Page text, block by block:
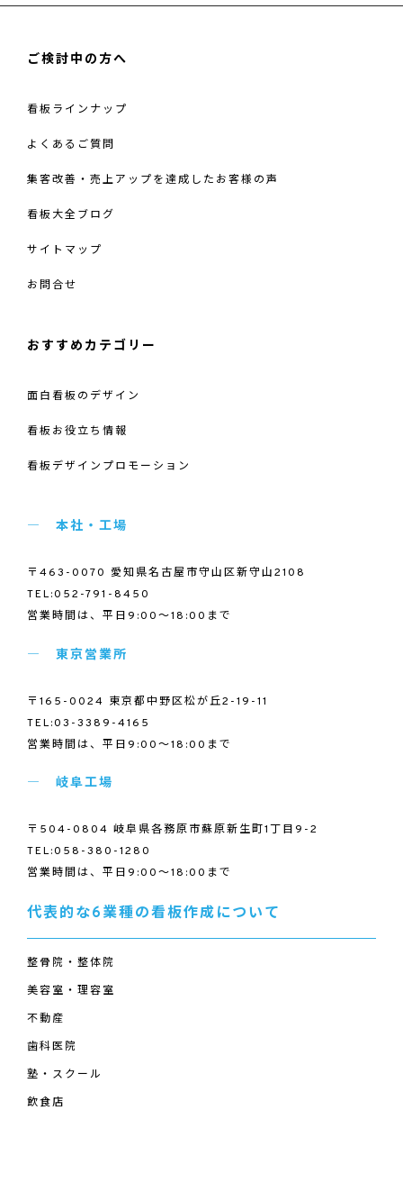
ご検討中の方へ
看板ラインナップ
よくあるご質問
集客改善・売上アップを達成したお客様の声
看板大全ブログ
サイトマップ
お問合せ
おすすめカテゴリー
面白看板のデザイン
看板お役立ち情報
看板デザインプロモーション
本社・工場
〒463-0070 愛知県名古屋市守山区新守山2108
TEL:052-791-8450
営業時間は、平日9:00～18:00まで
東京営業所
〒165-0024 東京都中野区松が丘2-19-11
TEL:03-3389-4165
営業時間は、平日9:00～18:00まで
岐阜工場
〒504-0804 岐阜県各務原市蘇原新生町1丁目9-2
TEL:058-380-1280
営業時間は、平日9:00～18:00まで
代表的な6業種の看板作成について
整骨院・整体院
美容室・理容室
不動産
歯科医院
塾・スクール
飲食店